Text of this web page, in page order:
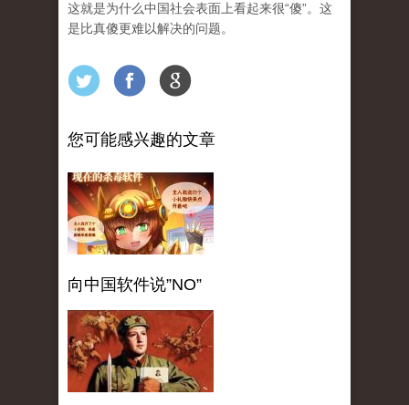
这就是为什么中国社会表面上看起来很“傻”。这
是比真傻更难以解决的问题。
您可能感兴趣的文章
向中国软件说”NO”